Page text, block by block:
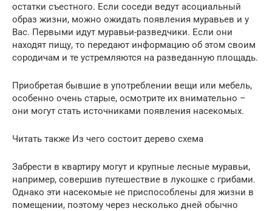
остатки съестного. Если соседи ведут асоциальный
образ жизни, можно ожидать появления муравьев и у
Вас. Первыми идут муравьи-разведчики. Если они
находят пищу, то передают информацию об этом своим
сородичам и те устремляются на разведанную площадь.
Приобретая бывшие в употреблении вещи или мебель,
особенно очень старые, осмотрите их внимательно –
они могут стать источниками появления насекомых.
Читать также Из чего состоит дерево схема
Забрести в квартиру могут и крупные лесные муравьи,
например, совершив путешествие в лукошке с грибами.
Однако эти насекомые не приспособлены для жизни в
помещении, поэтому через несколько дней обычно